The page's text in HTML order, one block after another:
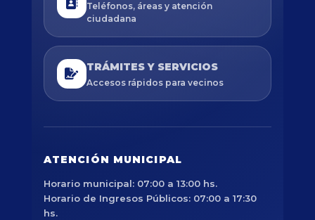
Teléfonos, áreas y atención
ciudadana
TRÁMITES Y SERVICIOS
Accesos rápidos para vecinos
ATENCIÓN MUNICIPAL
Horario municipal: 07:00 a 13:00 hs.
Horario de Ingresos Públicos: 07:00 a 17:30
hs.